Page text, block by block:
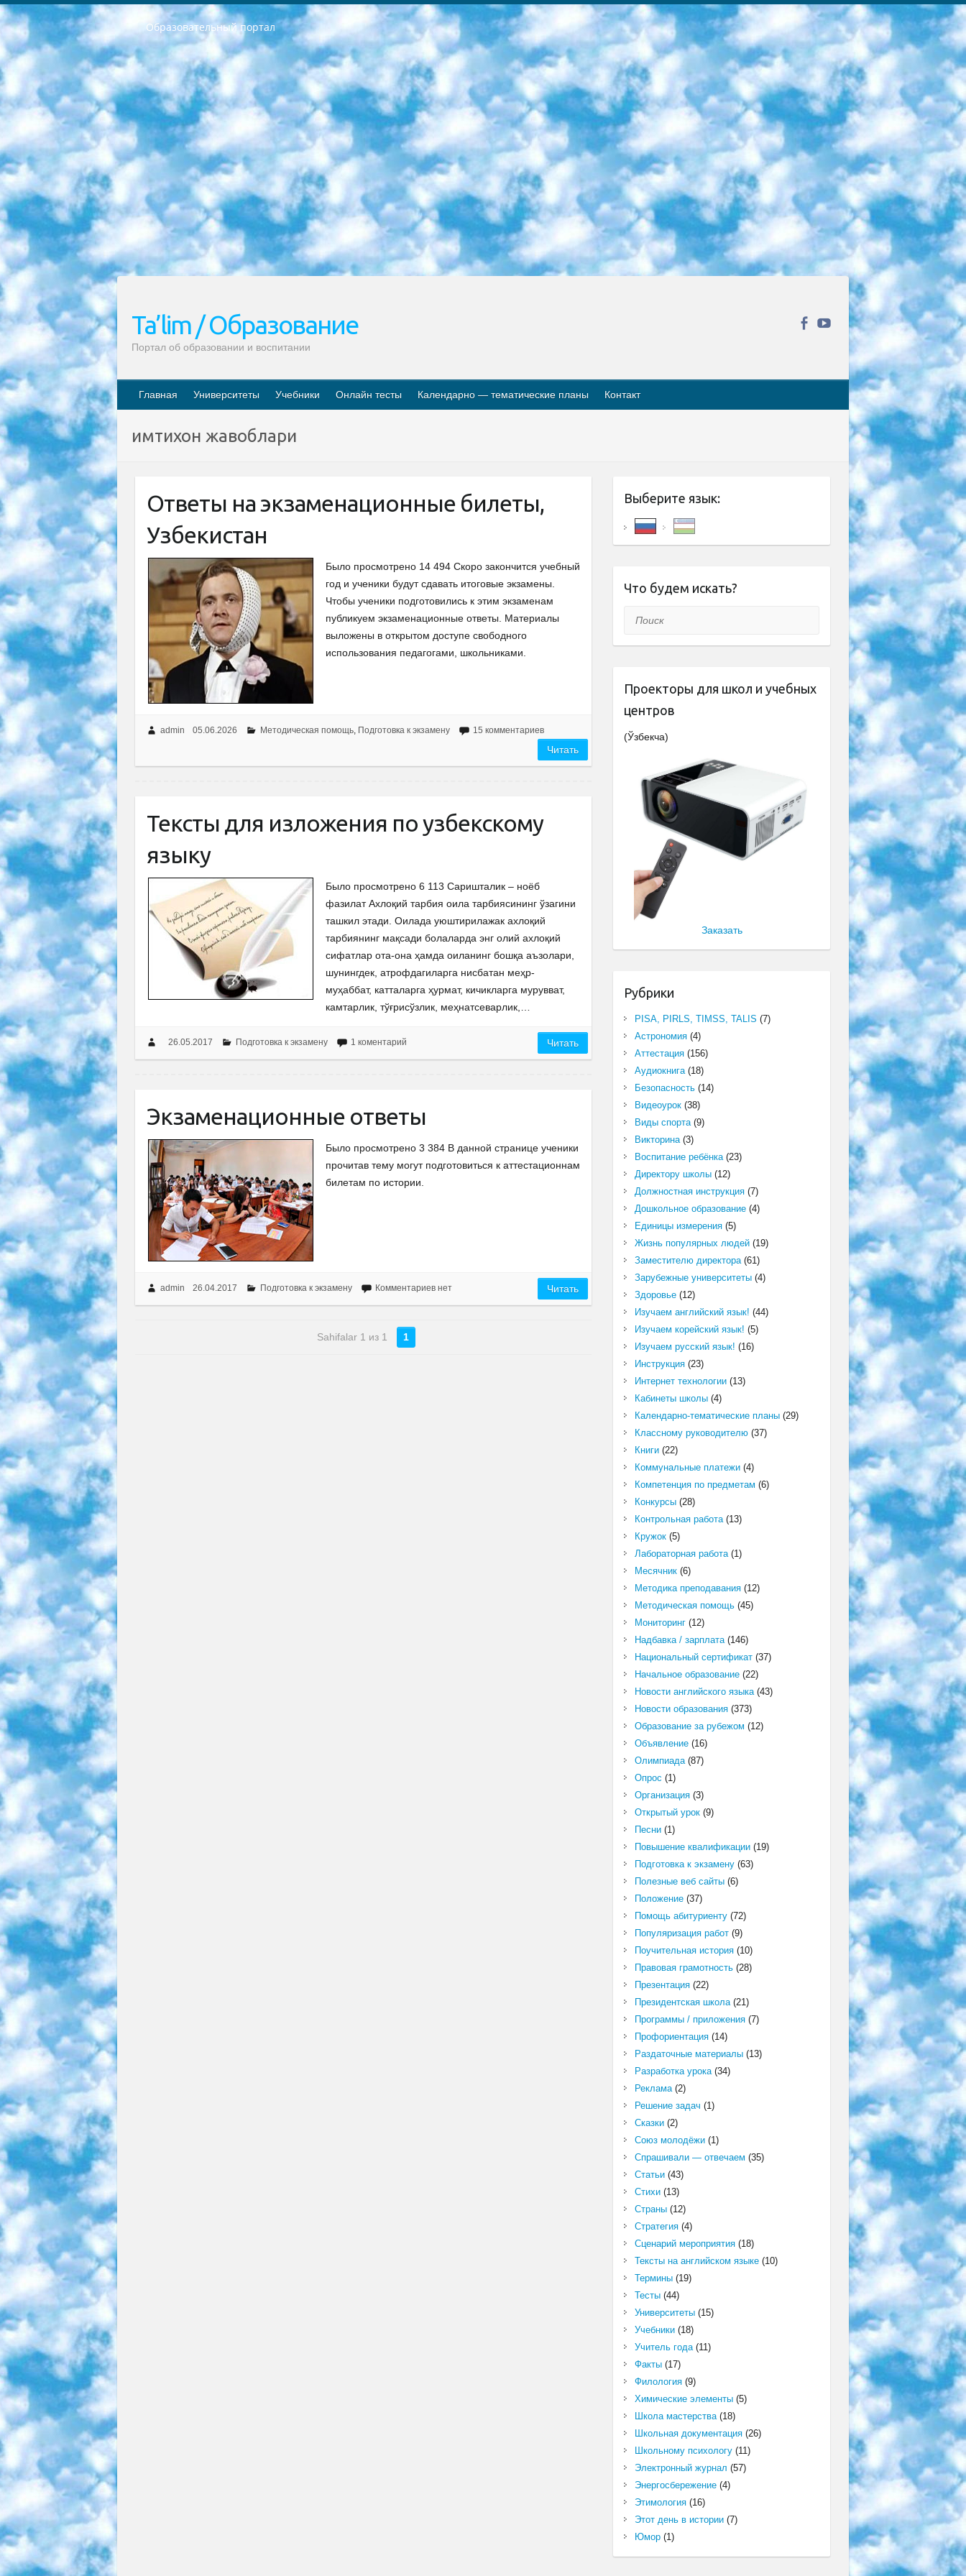
Образовательный портал
РЕСПУБЛИКА УЗБЕКИСТАН МИНИСТРЕРСТВО ДОШКОЛЬНОГО И ШКОЛЬНОГО ОБРАЗОВАНИЯ КОМАНДА в общеобразовательных учреждениях в 2023-2024 учебном году организация и проведение итоговой государственной аттестации обучающихся о Министра дошкольного и школьного образования Республики Узбекистан от 4 марта 2008 года (постановлением Минюста от 20 марта 2008 года № 1778 государственной регистрации) «Итоговое состояние учащихся общего среднего образования на основании положения об утверждении положения об аттестации общего среднего образования выпускной экзамен студентов в образовательных учреждениях в 2023-2024 учебном году В целях организации и прохождения аттестации приказываю: 1. Следующее: перечень предметов, по которым будет проводиться итоговая государственная аттестация и экзамен формы перевода согласно приложению 1; сертификаты международного образца, оценивающие уровень владения иностранными языками перечень согласно приложению 2; 2. Педагогический при специализированных образовательных учреждениях. научно-практический центр квалификации и международной оценки (Д.Давидова) 2024 г. До 25 марта: задания по предметам, по которым будет проводиться итоговая аттестация разработка и утверждение технических условий; итоговая аттестация на основании разработанного предметного задания разработка вопросов по предметам (устно и письменно), экзамен передача; общеобразовательные средние школы и специальные учебные заведения учащиеся выпускных классов школ и интернатов в агентской системе подготовка базы данных экзаменационных материалов и критериев оценки; перевод базы экзаменационных материалов на все языки обучения подать в Республиканский образовательный центр для изготовления; варианты экзаменов на основе разработанных контрольных материалов пусть будут поставлены задачи формирования. 3. Республиканский образовательный центр (Ш.Худайкулов) до 5 апреля 2024 года. до: база данных предоставленных экзаменационных материалов на все языки обучения перевод и экспертиза; для слепых, слабовидящих, глухих, слабослышащих и умственно отсталых детей учащиеся выпускных классов специализированных школ и школ-интернатов база данных экзаменационных материалов на всех преподаваемых языках подготовка критериев оценки; специализированные школы для умственно отсталых детей и технологии для учащихся выпускных классов школ-интернатов разработка соответствующих рекомендаций и критериев проведения ЕГЭ по естествознанию давать задания. 4. Педагогический при специализированных образовательных учреждениях. Научно-практический центр навыков и международной оценки (Д.Давидова), Республика образовательный центр (Худайкулов Ш.) итоговый государственный аттестационный экзамен ориентирован на творческое и логическое мышление при подготовке базы материалов учитывать введение заданий. 5. Следует отметить, что: сертификат государственного образца о знании общеобразовательного предмета и как минимум национальный уровень B1 по предметам на иностранных языках, указанным в Приложении 2. или международно признанный сертификат эквивалентного уровня студенты, изучающие определенный предмет, освобождаются от экзамена; по соответствующим предметам запланирована итоговая государственная аттестация за день до дня, путем жеребьевки Рабочей группой (в письменной форме по предметам, проводимым в форме) из числа сформированных вариантов выбрано 2 варианта; 2 выбранных варианта экзамена анонсированы на официальном сайте министерства и все выпускники по всей стране на основе этих вариантов проводит итоговую государственную аттестацию. 6. Государственное образование учащихся средних общеобразовательных учреждений. знания в соответствии с квалификационными требованиями, которые необходимо приобрести на основании стандартов итоговый (выпускной) контроль для 9 и 11 классов в целях тестирования Экзамены (далее – экзамены) состоят из предметов, перечисленных в приложении 1. будет сделано. 7. Экзамены пройдут с 26 мая по 15 июня 2024 г. (кроме науки физического воспитания). 8. Физическая для учащихся 9 классов общесредних образовательных учреждений. Экзамены по предмету «Образование, квалификация медицина» 1-6 мая 2024 года. сотрудники перевести под присмотр (с отклонениями в физическом или умственном развитии) специализированная школа для детей, школы-интернаты и со сколиозом школы-интернаты санаторного типа для больных детей исключены). 9. Он был слепым, слабовидящим и имел нарушения опорно-двигательного аппарата. экзамены в специализированных школах и интернатах для детей должны проводиться исходя из требований, предъявляемых к общеобразовательным учреждениям (физкультура кроме науки). 10. Специализированная школа для глухих и слабослышащих детей. и экзамены в интернатах и быть реализован в виде письменного теста по математике. 11. Специальность для умственно отсталых детей. Для 9 класса Родной язык и литературное письмо Государственный язык (язык обучения – узбекский). для неклассов) написано Математическое письмо Письменная/устная история Узбекистана Физическое воспитание практично Итоговый контроль Для 11 класса Написание родного языка и литературы (эссе) Математическое письмо Узбекский язык (обучение на узбекском языке) не посещающее общее среднее образование для учреждений)/Образовательное учреждение выбор письменный и устный Иностранный язык письменный/устный Письменная/устная история Узбекистана *По выбору студента:  Химия  Физика  Основы государственного права  География 10 бесплатных образовательных ресурсов - Мы составили подборку онлайн-проектов с интерактивными упражнениями, видеолекциями и статьями. Они помогут вам обрести новые и освежить старые знания бесплатно. 1. «ИНТУИТ» Старейшая образовательная площадка Рунета. Здесь вы найдёте сотни текстовых и видеокурсов на десятки различных тем — от программирования до психологии. Многие курсы подготовлены российскими университетами и крупными международными компаниями вроде Intel и Microsoft. Самостоятельное обучение бесплатное, но желающие могут оплатить услуги персональных наставников. 2. «Смартия» знакомит с актуальными профессиями и подсказывает, как им обучаться. Выбрав заинтересовавшую вас специальность — SMM-специалист, фотограф, веб-дизайнер или другую, — увидите список необходимых для неё умений. Чтобы вы могли освоить их самостоятельно, для каждого умения площадка отображает подборку ссылок на учебные материалы. Хотя «Смартия» ориентируется на русскоязычную аудиторию, часть контента всё же доступна только на английском. 3. «Лекторий Физтеха» Проект Московского физико-технического института (Физтеха). С его помощью вы можете смотреть онлайн серии лекций, записанные на видео в этом вузе. В числе доступных предметов — физика, биология, химия, информационные технологии и другие. К некоторым лекциям администрация ресурса прилагает готовые конспекты, которые можно скачивать в PDF-формате. 4. ITMOcourses Онлайн-площадка Санкт-Петербургского национального исследовательского университета информационных технологий, механики и оптики (ИТМО). Ресурс предоставляет свободный доступ к курсам, разработанным в этом вузе. Каталог материалов разбит на четыре категории: «Оптические системы и технологии», «Приборостроение и робототехника», «Информационные технологии» и «Биотехнологии». Курсы состоят из видеолекций, интерактивных демонстраций и заданий. 5. «КиберЛенинка» Электронная научная библиотека открытого доступа. Каталог площадки регулярно обрастает текстами статей из различных научных изданий. Сгруппированные по журналам и рубрикам публикации можно читать онлайн или скачивать целиком в PDF-формате. Проект нацелен на популяризацию науки за счёт открытого доступа к качественной информации. 6. «ПостНаука» На этом ресурсе публикуют подборки видеолекций, составленные экспертами из разных отраслей и объединённые общими темами. Среди них, к примеру, есть серии «Биоинформатика и геномика», «Культура средневековой Скандинавии» и Cinema Studies о теории кино. Каждая подборка лекций — логически связанная история, рассказанная экспертом от первого лица. Кроме того, на сайте появляются научно-образовательные статьи и тесты на разные темы. 7. «Newочём» Команда проекта «Newочём» отбирает самые интересные тексты из англоязычных СМИ и переводит те из них, за которые голосуют участники сообщества «ВКонтакте». По большей части это научно-популярные статьи. Редакторы придумывают лишь заголовки, в остальном содержание переводов соответствует оригиналам. Полные тексты можно читать прямо в социальной сети. 8. InternetUrok Онлайн-база материалов по основным дисциплинам школьной программы. Информация на сайте структурирована по классам, предметам и темам (урокам). Каждый урок состоит из видеолекций и конспектов. Есть также интерактивные тренажёры и тесты для закрепления пройденного материала. Даже если вы давно окончили школу, возможность повторить программу старших классов всегда может пригодиться. 9. Edutainme Ещё один ресурс об образовании. В отличие от Newtonew, как мне кажется, Edutainme больше ориентируется на представителей индустрии: педагогов, предпринимателей, разработчиков образовательных проектов. Но и любой, кто просто стремится к саморазвитию, найдёт на сайте много полезного и интересного для себя. Например, информацию о новых курсах и образовательных сервисах. 10. Newtonew Онлайн-медиа об образовании и обучении в широком смысле. Авторы Newtonew пишут об инструментах, заведениях, тактиках и стратегиях, которые помогают учить других и получать новые знания самостоятельно. На этой площадке вы найдёте новости, обзоры, аналитические мат
Ta’lim / Образование
Портал об образовании и воспитании
Главная Университеты Учебники Онлайн тесты Календарно — тематические планы Контакт
имтихон жавоблари
Ответы на экзаменационные билеты,
Узбекистан
Было просмотрено 14 494 Скоро закончится учебный
год и ученики будут сдавать итоговые экзамены.
Чтобы ученики подготовились к этим экзаменам
публикуем экзаменационные ответы. Материалы
выложены в открытом доступе свободного
использования педагогами, школьниками.
admin 05.06.2026 Методическая помощь, Подготовка к экзамену 15 комментариев
Читать
Тексты для изложения по узбекскому
языку
Было просмотрено 6 113 Саришталик – ноёб
фазилат Ахлоқий тарбия оила тарбиясининг ўзагини
ташкил этади. Оилада уюштирилажак ахлоқий
тарбиянинг мақсади болаларда энг олий ахлоқий
сифатлар ота-она ҳамда оиланинг бошқа аъзолари,
шунингдек, атрофдагиларга нисбатан меҳр-
муҳаббат, катталарга ҳурмат, кичикларга мурувват,
камтарлик, тўғрисўзлик, меҳнатсеварлик,…
26.05.2017 Подготовка к экзамену 1 коментарий Читать
Экзаменационные ответы
Было просмотрено 3 384 В данной странице ученики
прочитав тему могут подготовиться к аттестационнам
билетам по истории.
admin 26.04.2017 Подготовка к экзамену Комментариев нет Читать
Sahifalar 1 из 1 1
Выберите язык:
Что будем искать?
Поиск
Проекторы для школ и учебных
центров
(Ўзбекча)
Заказать
Рубрики
PISA, PIRLS, TIMSS, TALIS (7)
Астрономия(4)
Аттестация(156)
Аудиокнига(18)
Безопасность(14)
Видеоурок(38)
Виды спорта(9)
Викторина(3)
Воспитание ребёнка(23)
Директору школы(12)
Должностная инструкция(7)
Дошкольное образование(4)
Единицы измерения(5)
Жизнь популярных людей(19)
Заместителю директора(61)
Зарубежные университеты(4)
Здоровье(12)
Изучаем английский язык! (44)
Изучаем корейский язык! (5)
Изучаем русский язык! (16)
Инструкция(23)
Интернет технологии(13)
Кабинеты школы(4)
Календарно-тематические планы(29)
Классному руководителю(37)
Книги(22)
Коммунальные платежи(4)
Компетенция по предметам (6)
Конкурсы(28)
Контрольная работа(13)
Кружок(5)
Лабораторная работа(1)
Месячник(6)
Методика преподавания(12)
Методическая помощь(45)
Мониторинг(12)
Надбавка / зарплата(146)
Национальный сертификат(37)
Начальное образование(22)
Новости английского языка(43)
Новости образования(373)
Образование за рубежом (12)
Объявление(16)
Олимпиада(87)
Опрос (1)
Организация(3)
Открытый урок(9)
Песни(1)
Повышение квалификации(19)
Подготовка к экзамену(63)
Полезные веб сайты(6)
Положение(37)
Помощь абитуриенту(72)
Популяризация работ(9)
Поучительная история(10)
Правовая грамотность(28)
Презентация(22)
Президентская школа(21)
Программы / приложения(7)
Профориентация(14)
Раздаточные материалы(13)
Разработка урока(34)
Реклама(2)
Решение задач (1)
Сказки(2)
Союз молодёжи(1)
Спрашивали — отвечаем (35)
Статьи(43)
Стихи(13)
Страны(12)
Стратегия(4)
Сценарий мероприятия(18)
Тексты на английском языке(10)
Термины(19)
Тесты(44)
Университеты(15)
Учебники(18)
Учитель года(11)
Факты(17)
Филология(9)
Химические элементы(5)
Школа мастерства(18)
Школьная документация(26)
Школьному психологу(11)
Электронный журнал (57)
Энергосбережение(4)
Этимология(16)
Этот день в истории(7)
Юмор(1)